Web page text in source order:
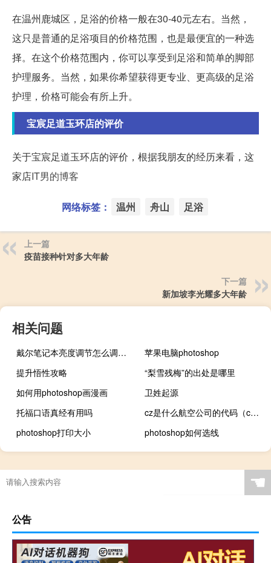
在温州鹿城区，足浴的价格一般在30-40元左右。当然，
这只是普通的足浴项目的价格范围，也是最便宜的一种选
择。在这个价格范围内，你可以享受到足浴和简单的脚部
护理服务。当然，如果你希望获得更专业、更高级的足浴
护理，价格可能会有所上升。
宝宸足道玉环店的评价
关于宝宸足道玉环店的评价，根据我朋友的经历来看，这
家店IT男的博客
网络标签： 温州 舟山 足浴
上一篇
疫苗接种针对多大年龄
下一篇
新加坡李光耀多大年龄
相关问题
戴尔笔记本亮度调节怎么调（戴尔笔记本亮度怎么调）
苹果电脑photoshop
提升悟性攻略
“梨雪残梅”的出处是哪里
如何用photoshop画漫画
卫姓起源
托福口语真经有用吗
cz是什么航空公司的代码（cz是什么航空公司）
photoshop打印大小
photoshop如何选线
☚
公告